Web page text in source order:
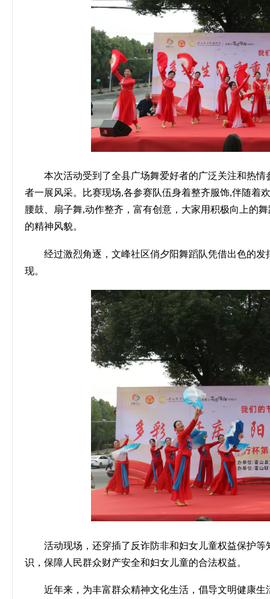
本次活动受到了全县广场舞爱好者的广泛关注和热情
者一展风采。比赛现场,各参赛队伍身着整齐服饰,伴随着
腰鼓、扇子舞,动作整齐，富有创意，大家用积极向上的
的精神风貌。
经过激烈角逐，文峰社区俏夕阳舞蹈队凭借出色的
现。
活动现场，还穿插了反诈防非和妇女儿童权益保护
识，保障人民群众财产安全和妇女儿童的合法权益。
近年来，为丰富群众精神文化生活，倡导文明健康